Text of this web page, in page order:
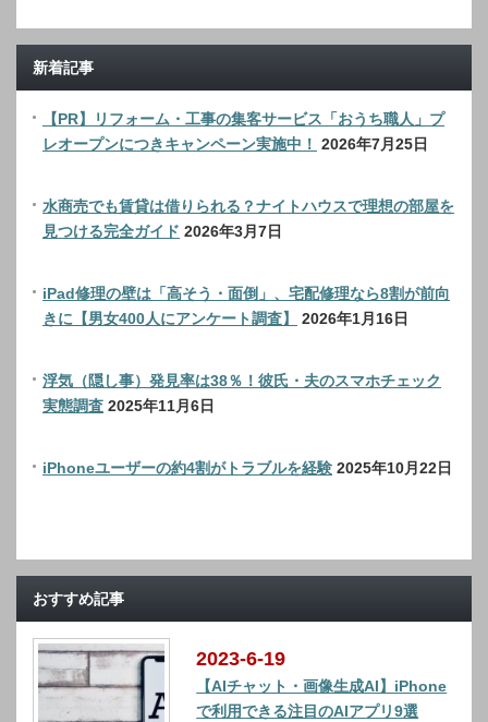
新着記事
【PR】リフォーム・工事の集客サービス「おうち職人」プ
レオープンにつきキャンペーン実施中！ 2026年7月25日
水商売でも賃貸は借りられる？ナイトハウスで理想の部屋を
見つける完全ガイド 2026年3月7日
iPad修理の壁は「高そう・面倒」、宅配修理なら8割が前向
きに【男女400人にアンケート調査】
2026年1月16日
浮気（隠し事）発見率は38％！彼氏・夫のスマホチェック
実態調査 2025年11月6日
iPhoneユーザーの約4割がトラブルを経験 2025年10月22日
おすすめ記事
2023-6-19
【AIチャット・画像生成AI】iPhone
で利用できる注目のAIアプリ9選